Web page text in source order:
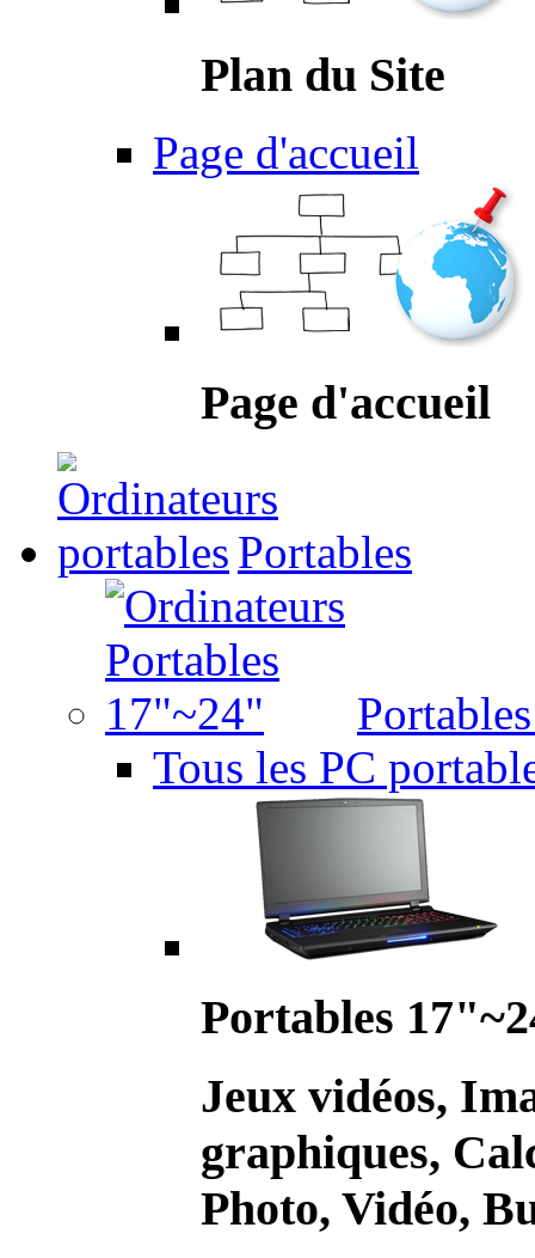
Plan du Site
Page d'accueil
Page d'accueil
Portables
Tous les PC
Portables
Jeux vidéos,
graphiques,
Photo, Vidéo,